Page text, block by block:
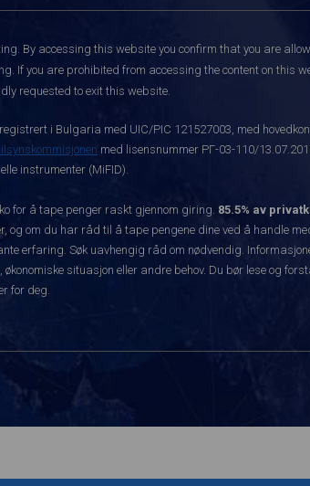
By accessing this website you confirm that you are
If you are prohibited from accessing the content on this
requested to exit this website.
i Bulgaria med UIC/PIC 121527003, med
med lisensnummer РГ-03-110/
instrumenter (MiFID).
for å tape penger raskt gjennom giring. 85.5% av
og om du har råd til å tape pengene dine ved å handle
erfaring. Søk uavhengig råd om nødvendig.
situasjon eller andre behov. Du bør lese og
for deg.